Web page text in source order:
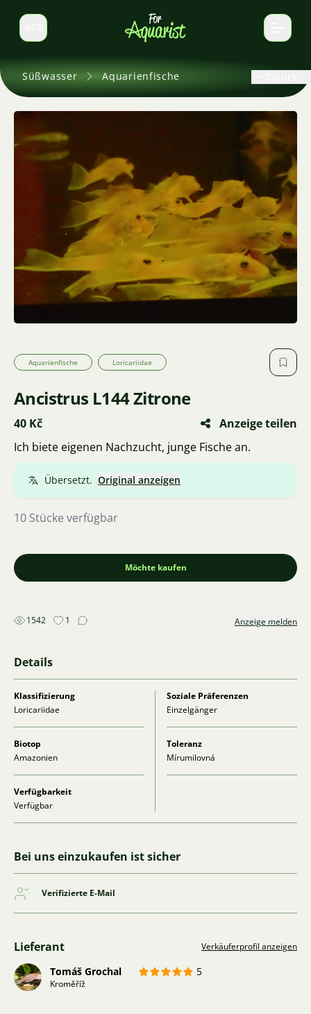
Sprache wechseln
Süßwasser Aquarienfische
Aquarienfische Loricariidae
Ancistrus L144 Zitrone
40 Kč
Anzeige teilen
Ich biete eigenen Nachzucht, junge Fische an.
Übersetzt. Original anzeigen
10 Stücke verfügbar
Möchte kaufen
1542 1 Anzeige melden
Details
Klassifizierung
Loricariidae
Soziale Präferenzen
Einzelgänger
Biotop
Amazonien
Toleranz
Mírumilovná
Verfügbarkeit
Verfügbar
Bei uns einzukaufen ist sicher
Verifizierte E-Mail
Lieferant Verkäuferprofil anzeigen
Tomáš Grochal 5
Kroměříž